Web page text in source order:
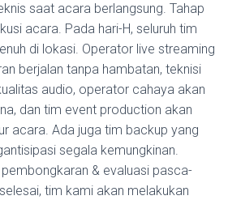
saat acara berlangsung. Tahap
acara. Pada hari-H, seluruh tim
di lokasi. Operator live streaming
berjalan tanpa hambatan, teknisi
audio, operator cahaya akan
dan tim event production akan
acara. Ada juga tim backup yang
segala kemungkinan.
& evaluasi pasca-
tim kami akan melakukan